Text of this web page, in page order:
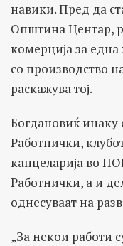
навики. Пред да
Општина Центар,
комерција за
со производство
раскажува тој.
Богдановиќ инаку
Работнички,
канцеларија во
Работнички, а и
однесуваат на
„За некои работи